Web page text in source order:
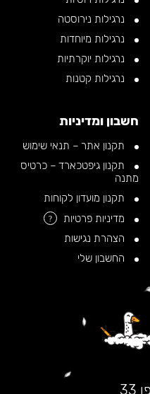
נרגילות נירוסטה
נרגילות מיוחדות
נרגילות יוקרתיות
נרגילות קטנות
חשבון ומדיניות
תקנון אתר – תנאי שימוש
תקנון גיפטכארד – כרטיס
מתנה
תקנון מועדון לקוחות
מדיניות פרטיות
?
הצהרת נגישות
החשבון שלי